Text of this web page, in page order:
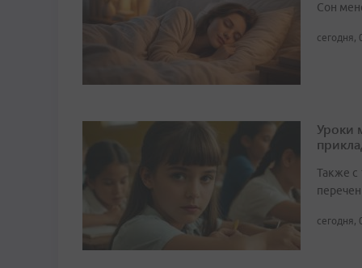
Сон
сегодня,
Уроки
Также с
сегодня,